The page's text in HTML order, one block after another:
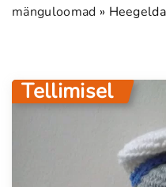
mänguloomad »
Tellimisel